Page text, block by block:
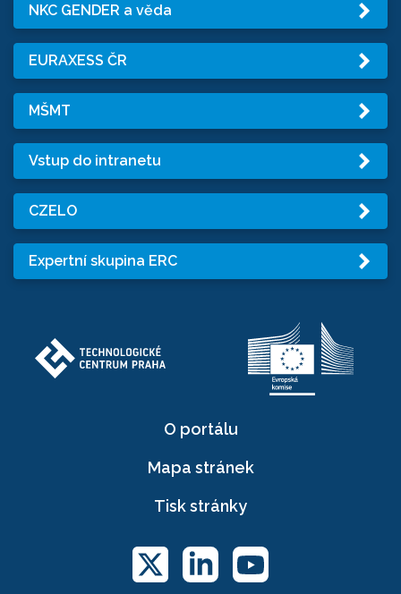
NKC GENDER a věda
EURAXESS ČR
MŠMT
Vstup do intranetu
CZELO
Expertní skupina ERC
O portálu
Mapa stránek
Tisk stránky